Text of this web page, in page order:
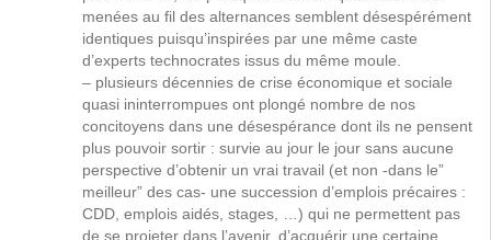
menées au fil des alternances semblent désespérément
identiques puisqu’inspirées par une même caste
d’experts technocrates issus du même moule.
– plusieurs décennies de crise économique et sociale
quasi ininterrompues ont plongé nombre de nos
concitoyens dans une désespérance dont ils ne pensent
plus pouvoir sortir : survie au jour le jour sans aucune
perspective d’obtenir un vrai travail (et non -dans le”
meilleur” des cas- une succession d’emplois précaires :
CDD, emplois aidés, stages, …) qui ne permettent pas
de se projeter dans l’avenir, d’acquérir une certaine